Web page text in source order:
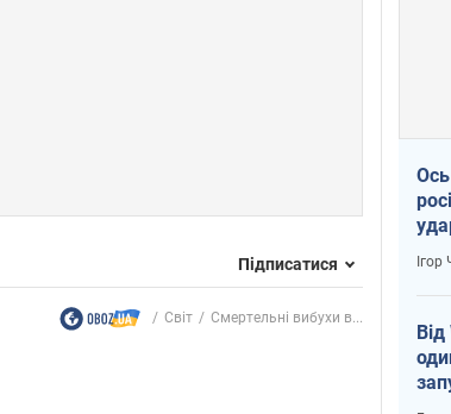
Підписатися
Світ Смертельні вибухи в...